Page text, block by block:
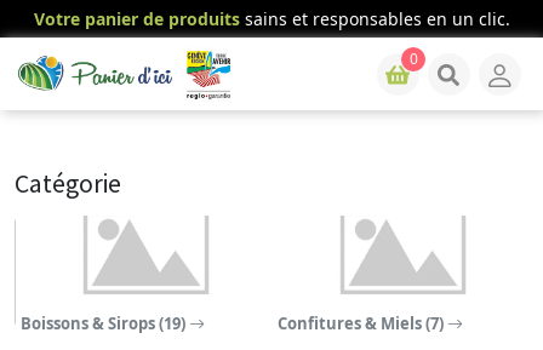
Votre panier de produitssains et responsables en un clic.
0
Catégorie
Boissons & Sirops (19) Confitures & Miels (7)